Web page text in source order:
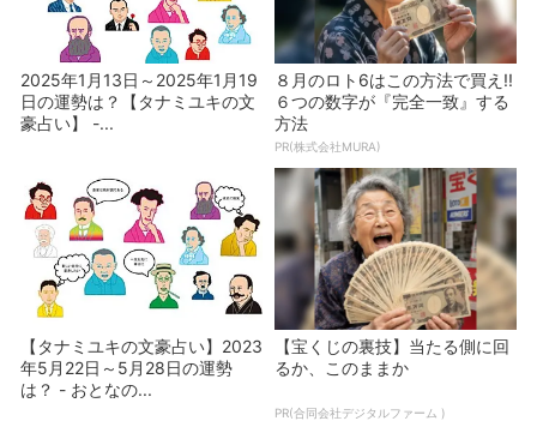
2025年1月13日～2025年1月19
日の運勢は？【タナミユキの文
豪占い】 -...
８月のロト6はこの方法で買え!!
６つの数字が『完全一致』する
方法
PR(株式会社MURA)
【タナミユキの文豪占い】2023
年5月22日～5月28日の運勢
は？ - おとなの...
【宝くじの裏技】当たる側に回
るか、このままか
PR(合同会社デジタルファーム )